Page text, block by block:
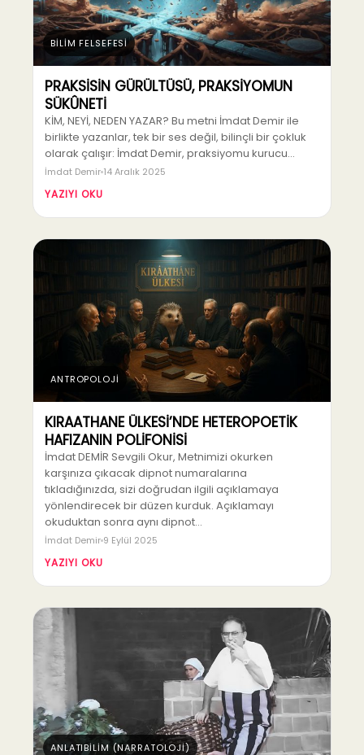
BİLİM FELSEFESİ
PRAKSİSİN GÜRÜLTÜSÜ, PRAKSİYOMUN
SÜKÛNETİ
KİM, NEYİ, NEDEN YAZAR? Bu metni İmdat Demir ile
birlikte yazanlar, tek bir ses değil, bilinçli bir çokluk
olarak çalışır: İmdat Demir, praksiyomu kurucu…
İmdat Demir 14 Aralık 2025
YAZIYI OKU
ANTROPOLOJİ
KIRAATHANE ÜLKESİ’NDE HETEROPOETİK
HAFIZANIN POLİFONİSİ
İmdat DEMİR Sevgili Okur, Metnimizi okurken
karşınıza çıkacak dipnot numaralarına
tıkladığınızda, sizi doğrudan ilgili açıklamaya
yönlendirecek bir düzen kurduk. Açıklamayı
okuduktan sonra aynı dipnot…
İmdat Demir 9 Eylül 2025
YAZIYI OKU
ANLATIBİLİM (NARRATOLOJİ)